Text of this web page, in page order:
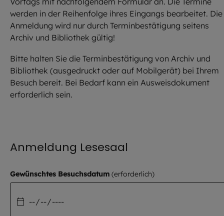
werden in der Reihenfolge ihres Eingangs bearbeitet. Die
Anmeldung wird nur durch Terminbestätigung seitens
Archiv und Bibliothek gültig!
Bitte halten Sie die Terminbestätigung von Archiv und
Bibliothek (ausgedruckt oder auf Mobilgerät) bei Ihrem
Besuch bereit. Bei Bedarf kann ein Ausweisdokument
erforderlich sein.
Anmeldung Lesesaal
Gewünschtes Besuchsdatum